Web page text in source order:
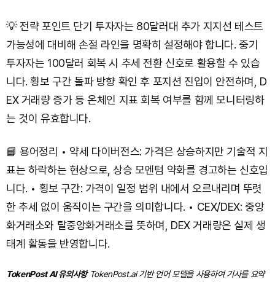
💡 전략 포인트 단기 투자자는 80달러대 추가 지지선 테스트
가능성에 대비해 손절 라인을 명확히 설정해야 합니다. 중기
투자자는 100달러 회복 시 추세 전환 신호로 활용할 수 있습
니다. 횡보 구간 돌파 방향 확인 후 포지션 진입이 안전하며, D
EX 거래량 증가 등 온체인 지표 회복 여부를 함께 모니터링하
는 것이 유효합니다.
📘 용어정리 • 약세 다이버전스: 가격은 상승하지만 기술적 지
표는 하락하는 현상으로, 상승 모멘텀 약화를 경고하는 신호입
니다. • 횡보 구간: 가격이 일정 범위 내에서 오르내리며 뚜렷
한 추세 없이 움직이는 구간을 의미합니다. • CEX/DEX: 중앙
화거래소와 탈중앙화거래소를 뜻하며, DEX 거래량은 실제 생
태계 활동을 반영합니다.
TokenPost AI 유의사항TokenPost.ai 기반 언어 모델을 사용하여 기사를 요약